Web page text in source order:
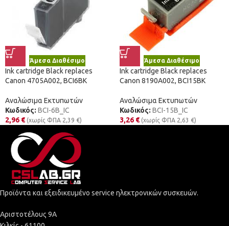
Άμεσα Διαθέσιμο
Ink cartridge Black replaces
Canon 4705A002, BCI6BK
Αναλώσιμα Εκτυπωτών
Κωδικός: BCI-6B_IC
2,96 € (χωρίς ΦΠΑ 2,39 €)
Άμεσα Διαθέσιμο
Ink cartridge Black replaces
Canon 8190A002, BCI15BK
Αναλώσιμα Εκτυπωτών
Κωδικός: BCI-15B_IC
3,26 € (χωρίς ΦΠΑ 2,63 €)
Προϊόντα και εξειδικευμένο service ηλεκτρονικών συσκευών.
Αριστοτέλους 9Α